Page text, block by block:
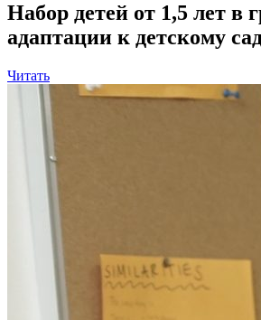
Набор детей от 1,5 лет в
адаптации к детскому
Читать